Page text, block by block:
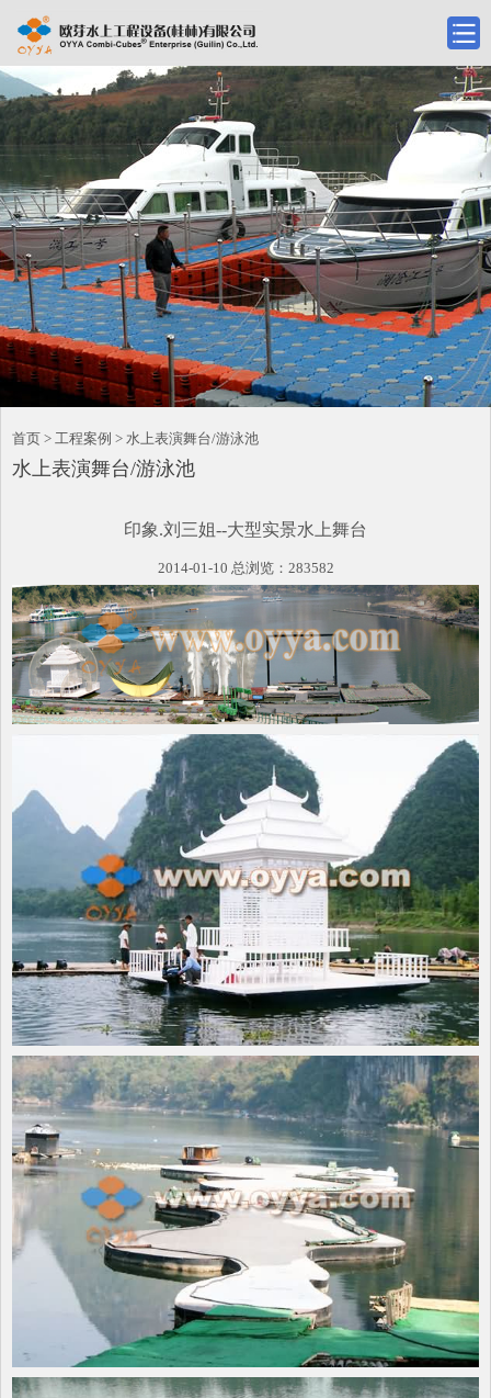
首页 > 工程案例 > 水上表演舞台/游泳池
水上表演舞台/游泳池
印象.刘三姐--大型实景水上舞台
2014-01-10 总浏览：283582